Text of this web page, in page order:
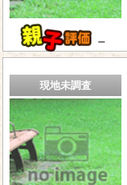
－
現地未調査